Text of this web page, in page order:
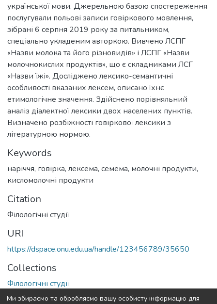
української мови. Джерельною базою спостереження
послугували польові записи говіркового мовлення,
зібрані 6 серпня 2019 року за питальником,
спеціально укладеним авторкою. Вивчено ЛСПГ
«Назви молока та його різновидів» і ЛСПГ «Назви
молочнокислих продуктів», що є складниками ЛСГ
«Назви їжі». Досліджено лексико-семантичні
особливості вказаних лексем, описано їхнє
етимологічне значення. Здійснено порівняльний
аналіз діалектної лексики двох населених пунктів.
Визначено розбіжності говіркової лексики з
літературною нормою.
Keywords
наріччя, говірка, лексема, семема, молочні продукти,
кисломолочні продукти
Citation
Філологічні студії
URI
https://dspace.onu.edu.ua/handle/123456789/35650
Collections
Філологічні студії
Ми збираємо та обробляємо вашу особисту інформацію для